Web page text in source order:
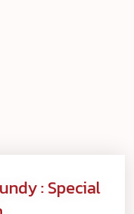
: Special